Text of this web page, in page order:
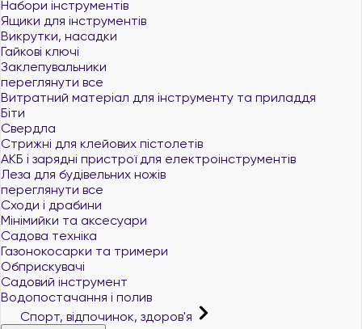
Набори інструментів
Ящики для інструментів
Викрутки, насадки
Гайкові ключі
Заклепувальники
переглянути все
Витратний матеріал для інструменту та приладдя
Біти
Свердла
Стрижні для клейових пістолетів
АКБ і зарядні пристрої для електроінструментів
Леза для будівельних ножів
переглянути все
Сходи і драбини
Мінімийки та аксесуари
Садова техніка
Газонокосарки та тримери
Обприскувачі
Садовий інструмент
Водопостачання і полив
Спорт, відпочинок, здоров'я